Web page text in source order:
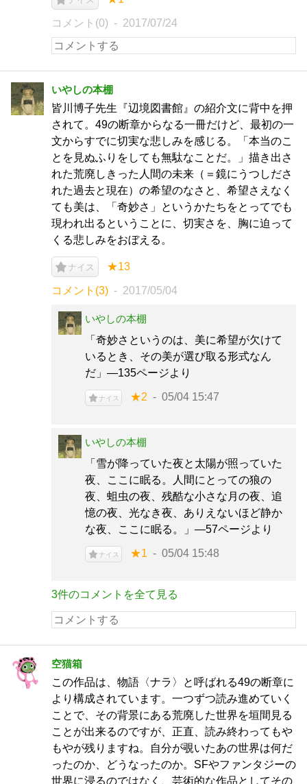
コメント(0) 2017/07/24
いやしの本棚
皆川博子先生『辺境図書館』の紹介文に背中を押
されて。49の断章からなる一冊だけど、最初の一
文からすでに切実な悲しみを感じる。「本当のこ
とを見ぬふりをしても無駄なことだ。」描き出さ
れた荒廃しきった人間の未来（＝鏡にうつしださ
れた過去と現在）の希望のなさと、希望さえなく
ても美は、「奇妙さ」というかたちをとってでも
現われ出るということに、切実さを、胸に迫って
くる悲しみをおぼえる。
ナイス ★13
コメント(3) 2017/05/04
いやしの本棚
「奇妙さというのは、美に希望が欠けて
いるとき、その美が選び取る形式なん
だ」―135ページより
ナイス ★2 05/04 15:47
いやしの本棚
「雪が降っていた夜と太陽が照っていた
夜、ここに眠る。人間にとっての狼の
夜、蛆虫の夜、残酷な小さな月の夜、追
憶の夜、光なき夜、ありえないほど静か
な夜、ここに眠る。」―57ページより
ナイス ★1 05/04 15:48
3件のコメントを全て見る
空猫箱
この作品は、物語〈ナラ〉と呼ばれる49の断章に
より構成されています。一つずつ読み進めていく
ことで、その背景にある荒廃した世界を垣間見る
ことが出来るのですが、正直、読み終わってもや
もやが残りますね。自分が覗いたあの世界は何だ
ったのか、どうなったのか。SFやファンタジーの
世界に浸るのではなく、芸術的な作品としてその